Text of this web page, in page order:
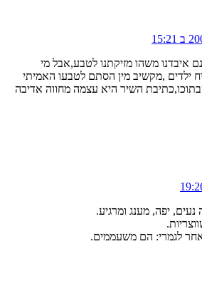
איבדנו משהו מזיקתנו לטבע,אבל מי
ילדים ,מקשיב מין הסתם לטבעו האמיתי
השיר היא עצמה מחווה אדיבה
נעים, יפה, מענג ומרגיע.
לגמרי: הם משעממים.